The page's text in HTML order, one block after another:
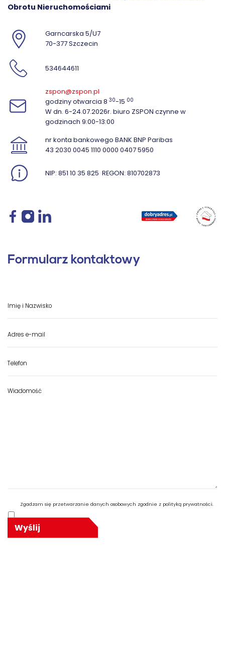
Obrotu Nieruchomościami
Garncarska 5/U7
70-377 Szczecin
534644611
zspon@zspon.pl
godziny otwarcia 8 30-15 00
W dn. 6-24.07.2026r. biuro ZSPON czynne w
godzinach 9:00-13:00
nr konta bankowego BANK BNP Paribas
43 2030 0045 1110 0000 0407 5950
NIP: 851 10 35 825 REGON: 810702873
Formularz kontaktowy
Zgadzam się przetwarzanie danych osobowych zgodnie z polityką prywatności.